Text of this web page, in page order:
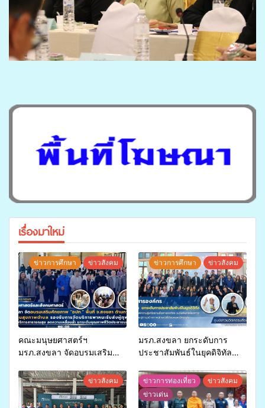
เรื่องมาใหม่
ข่าวการศึกษา ข่าวสังคม
คณะมนุษยศาสตร์ฯ
มรภ.สงขลา จัดอบรมเสริม
จ่ายงบกองทุนสุขภาพตำบล
รองรับการจัดบริการพาหนะรับ
ส่งผู้ทุพพลภาพเพื่อเข้ารับ
ข่าวการศึกษา ข่าวสังคม
มรภ.สงขลา ยกระดับการ
ประชาสัมพันธ์ในยุคดิจิทัล
ข่ายสื่อสารองค์กร ระดมสมอง
วางแนวทางการทำงาน ปูทาง
สู่การสร้างภาพลักษณ์ที่ดีของ
ข่าวสังคม ข่าวการท่องเที่ยว
ข่าวสังคม
ข่าวเด่น